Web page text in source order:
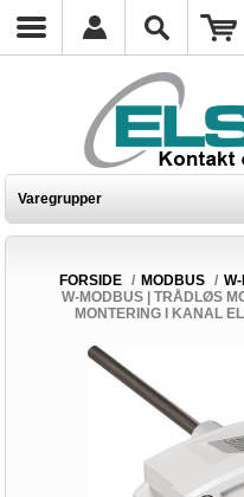
Varegrupper
FORSIDE / MODBUS /
W-MODBUS | TRÅDLØS
MONTERING I KANAL